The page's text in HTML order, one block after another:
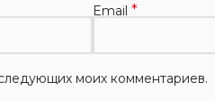
Email *
моих комментариев.